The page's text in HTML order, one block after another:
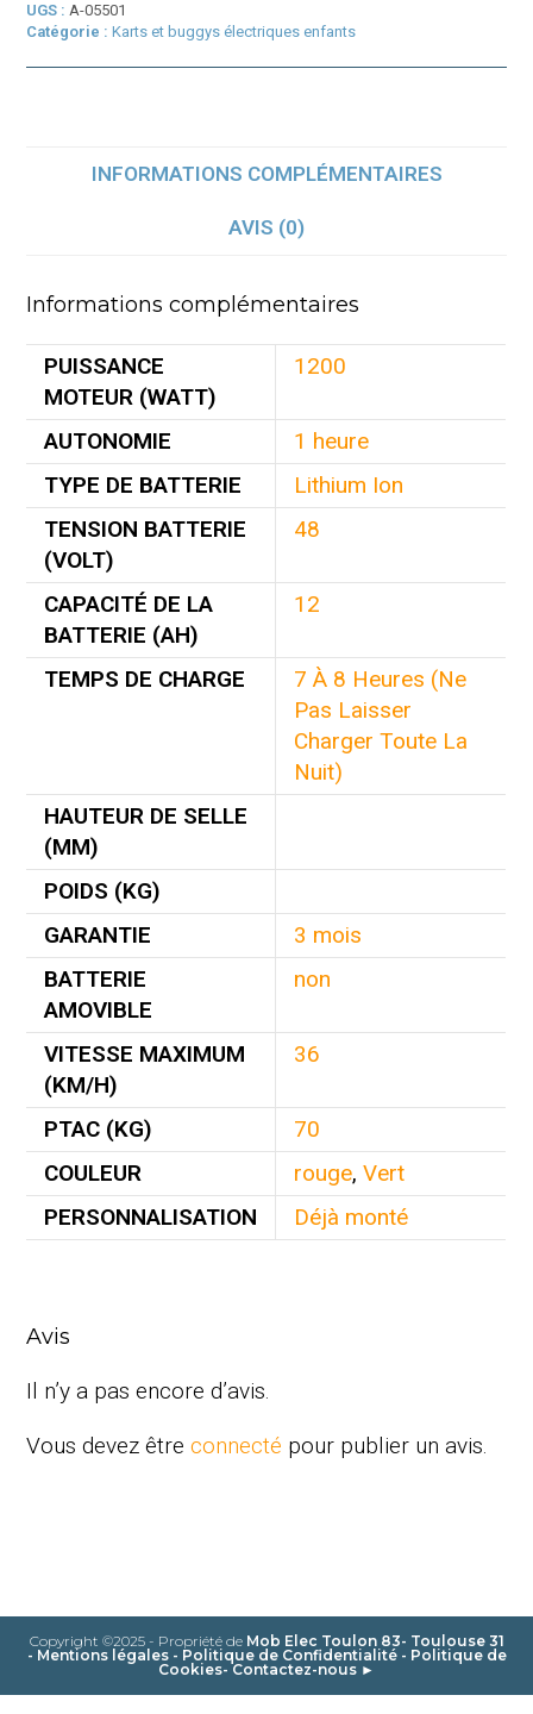
UGS :A-05501
Catégorie :Karts et buggys électriques enfants
INFORMATIONS COMPLÉMENTAIRES
AVIS (0)
Informations complémentaires
PUISSANCE
MOTEUR (WATT)
1200
AUTONOMIE
1 heure
TYPE DE BATTERIE
Lithium Ion
TENSION BATTERIE
(VOLT)
48
CAPACITÉ DE LA
BATTERIE (AH)
12
TEMPS DE CHARGE
7 À 8 Heures (Ne
Pas Laisser
Charger Toute La
Nuit)
HAUTEUR DE SELLE
(MM)
POIDS (KG)
GARANTIE
3 mois
BATTERIE
AMOVIBLE
non
VITESSE MAXIMUM
(KM/H)
36
PTAC (KG)
70
COULEUR
rouge,Vert
PERSONNALISATION
Déjà monté
Avis
Il n’y a pas encore d’avis.
Vous devez êtreconnecté pour publier un avis.
Copyright ©2025 - Propriété de Mob Elec Toulon 83- Toulouse 31
- Mentions légales- Politique de Confidentialité- Politique de
Cookies-Contactez-nous ►